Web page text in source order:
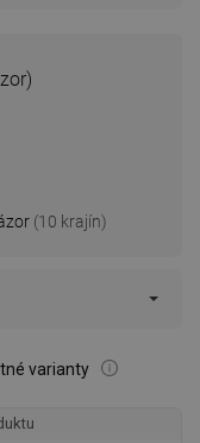
(10 krajín)
varianty